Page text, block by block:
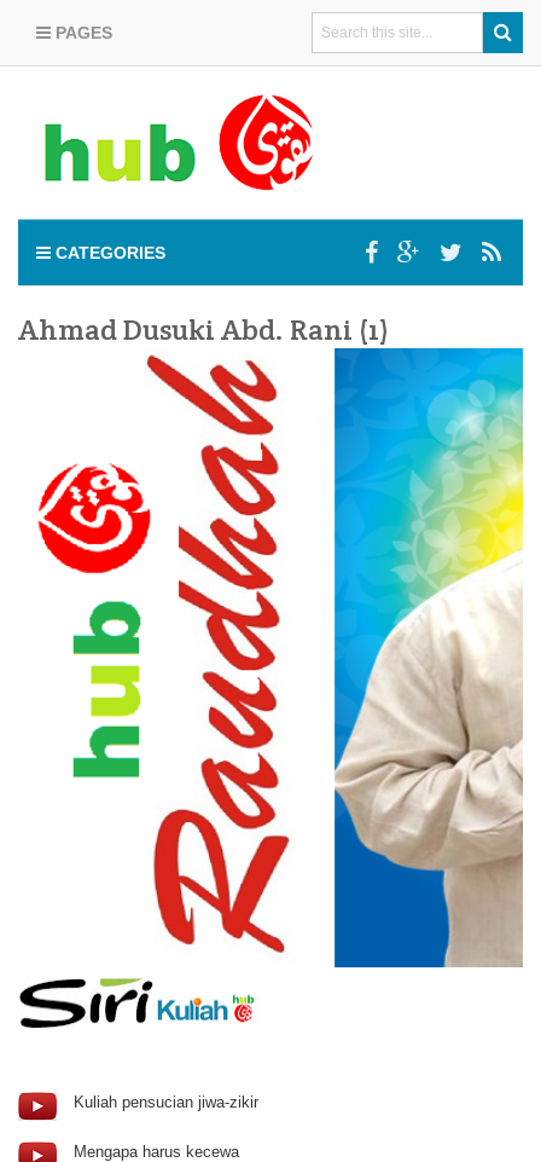
PAGES
CATEGORIES
Ahmad Dusuki Abd. Rani (1)
Kuliah pensucian jiwa-zikir
Mengapa harus kecewa